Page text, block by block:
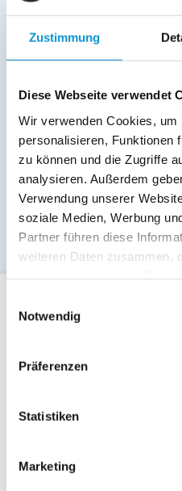
Zustimmung
Diese Webseite verwendet
Wir verwenden Cookies, um
personalisieren, Funktionen
zu können und die Zugriffe
analysieren. Außerdem
Verwendung unserer
soziale Medien, Werbung
Partner führen diese
weiteren Daten zusammen,
Notwendig
Präferenzen
Statistiken
Marketing
Ferienhaus Typ A im
Wiesenstr. 23
23730 Pelzerhaken
Für Gäste
Last-Minute-Angebote
Campingplätze
Reiseversicherung